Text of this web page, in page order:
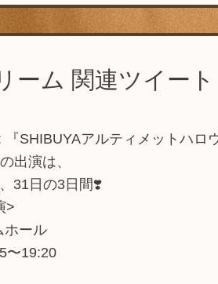
ーム 関連ツイート
『SHIBUYAアルティメットハロ
出演は、
31日の3日間❣️
>
ホール
〜19:20